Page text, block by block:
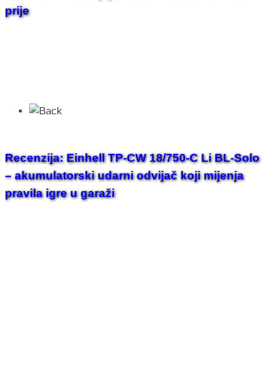
prije
Recenzija: Einhell TP-CW 18/750-C Li BL-Solo
– akumulatorski udarni odvijač koji mijenja
pravila igre u garaži